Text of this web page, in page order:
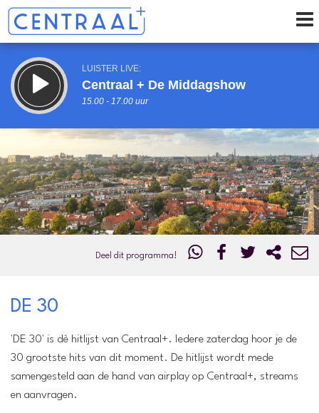
LUISTER LIVE:
Centraal + De Middagshow
15.00 - 17.00 uur
STRAKS:
Centraal+ VrijMiBo
17.00 - 19.00 uur
Vorig uur
uur 1 van 0 Volgend uur
Inklappen
Deel dit programma!
DE 30
'DE 30' is dè hitlijst van Centraal+. Iedere zaterdag hoor je de
30 grootste hits van dit moment. De hitlijst wordt mede
samengesteld aan de hand van airplay op Centraal+, streams
en aanvragen.